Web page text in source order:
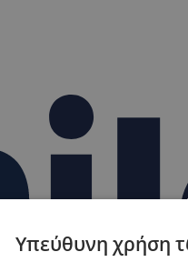
Υπεύθυνη χρήση